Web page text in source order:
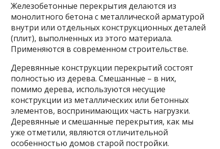
Железобетонные перекрытия делаются из
монолитного бетона с металлической арматурой
внутри или отдельных конструкционных деталей
(плит), выполненных из этого материала.
Применяются в современном строительстве.
Деревянные конструкции перекрытий состоят
полностью из дерева. Смешанные – в них,
помимо дерева, используются несущие
конструкции из металлических или бетонных
элементов, воспринимающих часть нагрузки.
Деревянные и смешанные перекрытия, как мы
уже отметили, являются отличительной
особенностью домов старой постройки.